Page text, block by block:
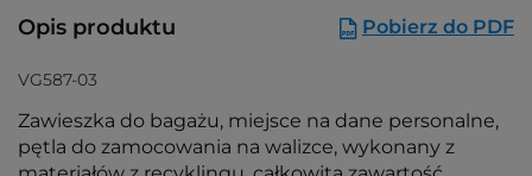
Opis produktu Pobierz do PDF
VG587-03
Zawieszka do bagażu, miejsce na dane personalne,
pętla do zamocowania na walizce, wykonany z